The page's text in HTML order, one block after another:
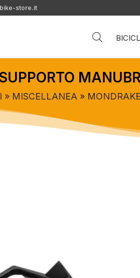
store.it
» MISCELLANEA »